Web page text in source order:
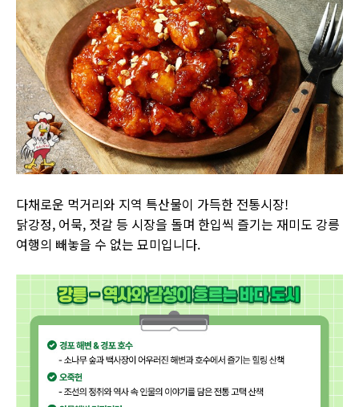
다채로운 먹거리와 지역 특산물이 가득한 전통시장!
닭강정, 어묵, 젓갈 등 시장을 돌며 한입씩 즐기는 재미도 강릉
여행의 빼놓을 수 없는 묘미입니다.